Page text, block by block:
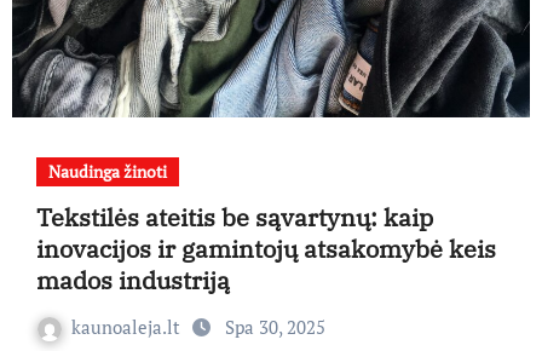
Naudinga žinoti
Tekstilės ateitis be sąvartynų: kaip
inovacijos ir gamintojų atsakomybė keis
mados industriją
kaunoaleja.lt Spa 30, 2025